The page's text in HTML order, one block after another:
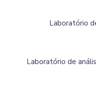
Laboratório
Laboratório de